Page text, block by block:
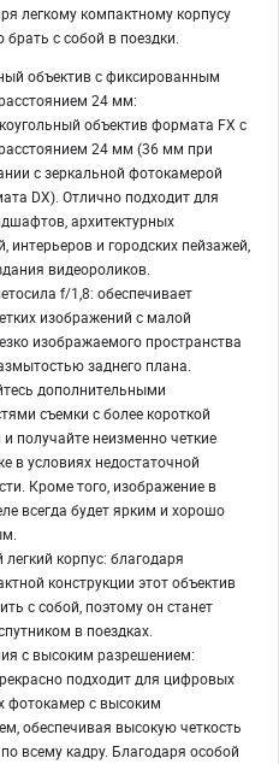
легкому компактному корпусу
с собой в поездки.
объектив с фиксированным
24 мм:
объектив формата FX с
24 мм (36 мм при
с зеркальной фотокамерой
DX). Отлично подходит для
архитектурных
интерьеров и городских пейзажей,
видеороликов.
f/1,8: обеспечивает
изображений с малой
изображаемого пространства
заднего плана.
дополнительными
съемки с более короткой
получайте неизменно четкие
в условиях недостаточной
Кроме того, изображение в
всегда будет ярким и хорошо
корпус: благодаря
конструкции этот объектив
с собой, поэтому он станет
в поездках.
с высоким разрешением:
подходит для цифровых
фотокамер с высоким
обеспечивая высокую четкость
всему кадру. Благодаря особой